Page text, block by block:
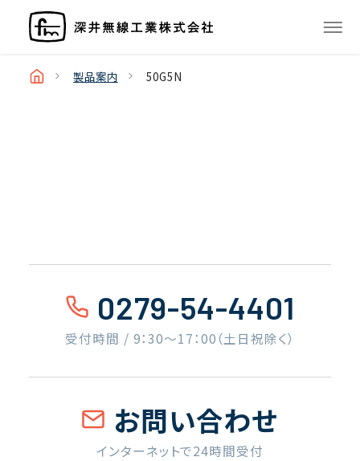
製品案内 50G5N
0279-54-4401
受付時間 / 9：30〜17：00（土日祝除く）
お問い合わせ
インターネットで24時間受付